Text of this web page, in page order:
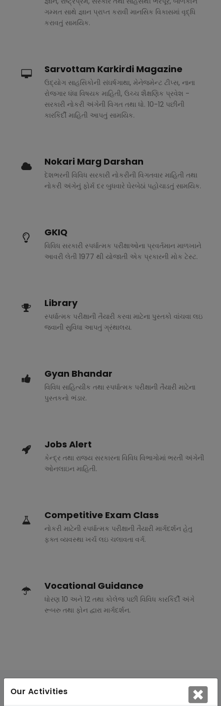
Our Activities
ગમ્મત સાથે જ્ઞાન પ્રાપ્ત કરાવી માનસિક વિકાસમાં વૃદ્ધિ
કરાવતું સામયિક.
Sarvottam Karkirdi Magazine
ઉદ્યોગ સાહસિકોની સંઘર્ષગાથા, મેનેજમેન્ટ ટીપ્સ, નાના
રોજગાર ધંધા વિષયક માહિતી, ઉચ્ચ શૈક્ષણિક પ્રવેશ -
સરકારી નોકરી અંગેની વિગત તથા ધો. 10-12 પછીની
કારકિર્દી માહિતી આપતું સામયિક.
Nokari Marg Darshan
દેશભરની વિવિધ સરકારી નોકરીની વિગતવાર માહિતી તથા
નોકરી અંગેનું ફોર્મ દર બુધવારે ઘેરબેઠાં પહોચાડતું સામયિક.
GKIQ
વિવિધ સરકારી સ્પર્ધાત્મક પરીક્ષાઓના પ્રવર્તમાન માળખાને
આવરી લેતી 1977 થી યોજાતી એક પ્રકારની મોક ટેસ્ટ.
Library
સ્પર્ધાત્મક પરીક્ષાની તૈયારી કરવા માટેના પુસ્તકો વાંચવા લઇ
જવાની સુવિધા આપતું ગ્રંથાલય.
Gyan Bhandar
વિવિધ સાહિત્યીક તથા સ્પર્ધાત્મક પરીક્ષાની તૈયારી માટેના
પુસ્તકનો ભંડાર.
Jobs Alert
કેન્દ્ર તથા રાજ્ય સરકારના વિવિધ વિભાગોમાં ભરતી અંગેની
ઓનલાઇન માહિતી.
Competitive Exam Class
નોકરી માટેની સ્પર્ધાત્મક પરીક્ષાની તૈયારી માર્ગદર્શન હેતુ
ફક્ત વ્યવસ્થા ખર્ચ લઇ ચલાવતા વર્ગ.
Vocational Guidance
ધોરણ 10 અને 12 તથા કોલેજ પછી વિવિધ કારકિર્દી અંગે
રૂબરુ તથા ફોન દ્વારા માર્ગદર્શન.